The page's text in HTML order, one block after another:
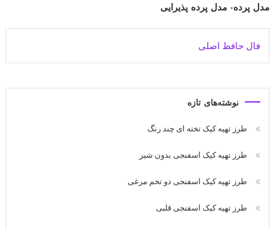
مدل پرده- مدل پرده پذیرایی
فال حافظ اصلی
نوشته‌های تازه
طرز تهیه کیک تخته ای چند رنگ
طرز تهیه کیک اسفنجی بدون شیر
طرز تهیه کیک اسفنجی دو تخم مرغی
طرز تهیه کیک اسفنجی قلبی